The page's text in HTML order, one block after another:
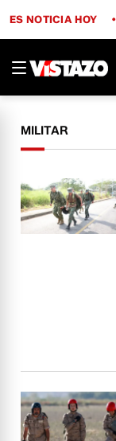
ES NOTICIA HOY
MILITAR